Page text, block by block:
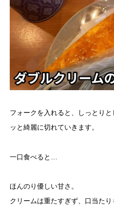
フォークを入れると、しっとり
ッと綺麗に切れていきます。
一口食べると…
ほんのり優しい甘さ。
クリームは重たすぎず、口当た